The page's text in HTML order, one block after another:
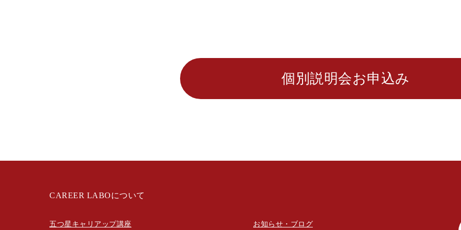
個別説明会お申込み
CAREER LABOについて
五つ星キャリアップ講座 お知らせ・ブログ